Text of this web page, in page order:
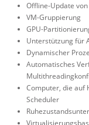
Offline-Update
VM-Gruppierung
GPU-
Unterstützung für
Dynamischer
Automatisches
Computer, die auf
Scheduler